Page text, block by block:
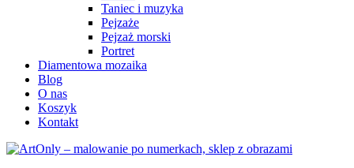
Taniec i muzyka
Pejzaże
Pejzaż morski
Portret
Diamentowa mozaika
Blog
O nas
Koszyk
Kontakt